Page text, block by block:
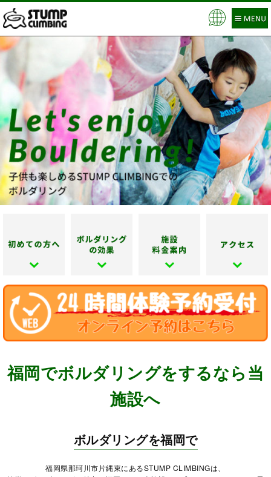
ered
by
福岡でボルダリングをするなら当
施設へ
ボルダリングを福岡で
福岡県那珂川市片縄東にあるSTUMP CLIMBINGは、